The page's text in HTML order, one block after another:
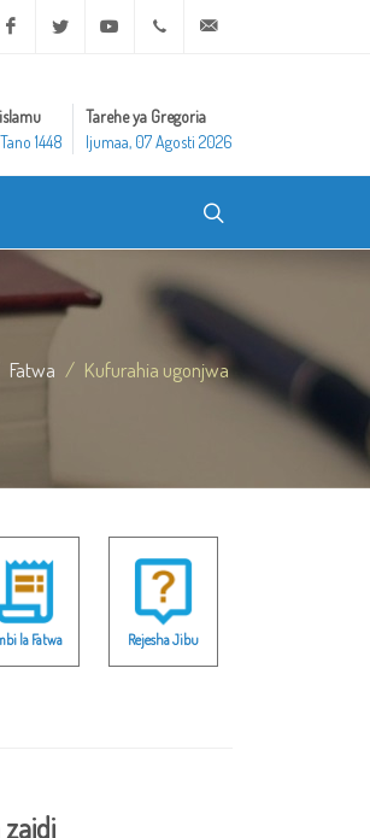
Facebook Twitter Youtube +20 2 25970400
1448
Tarehe ya Gregoria
Ijumaa, 07 Agosti 2026
Fatwa Kufurahia ugonjwa
la Fatwa Rejesha Jibu